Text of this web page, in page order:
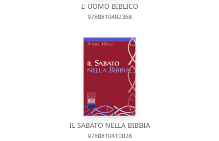
L' UOMO BIBLICO
9788810402368
IL SABATO NELLA BIBBIA
9788810410028